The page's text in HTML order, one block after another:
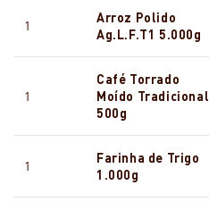
1
Arroz Polido
Ag.L.F.T1 5.000g
1
Café Torrado
Moído Tradicional
500g
1
Farinha de Trigo
1.000g